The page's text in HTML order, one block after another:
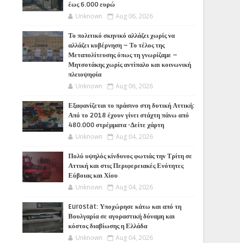
έως 6.000 ευρώ
Unknown Aug 06, 2026
Το πολιτικό σκηνικό αλλάζει χωρίς να
αλλάζει κυβέρνηση – Το τέλος της
Μεταπολίτευσης όπως τη γνωρίζαμε –
Μητσοτάκης χωρίς αντίπαλο και κοινωνική
πλειοψηφία
Unknown Aug 06, 2026
Εξαφανίζεται το πράσινο στη δυτική Αττική:
Από το 2018 έχουν γίνει στάχτη πάνω από
480.000 στρέμματα -Δείτε χάρτη
Unknown Aug 04, 2026
Πολύ υψηλός κίνδυνος φωτιάς την Τρίτη σε
Αττική και στις Περιφερειακές Ενότητες
Εύβοιας και Χίου
Unknown Aug 04, 2026
Eurostat: Υποχώρησε κάτω και από τη
Βουλγαρία σε αγοραστική δύναμη και
κόστος διαβίωσης η Ελλάδα
Unknown Aug 04, 2026